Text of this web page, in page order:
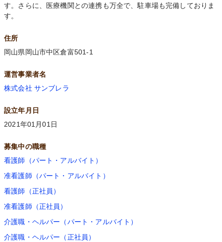
す。さらに、医療機関との連携も万全で、駐車場も完備しておりま
す。
住所
岡山県岡山市中区倉富501-1
運営事業者名
株式会社 サンブレラ
設立年月日
2021年01月01日
募集中の職種
看護師（パート・アルバイト）
准看護師（パート・アルバイト）
看護師（正社員）
准看護師（正社員）
介護職・ヘルパー（パート・アルバイト）
介護職・ヘルパー（正社員）